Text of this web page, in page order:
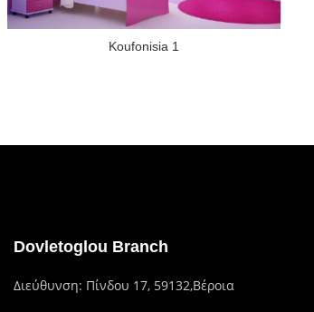
Koufonisia 1
Dovletoglou Branch
Διεύθυνση: Πίνδου 17, 59132,Βέροια